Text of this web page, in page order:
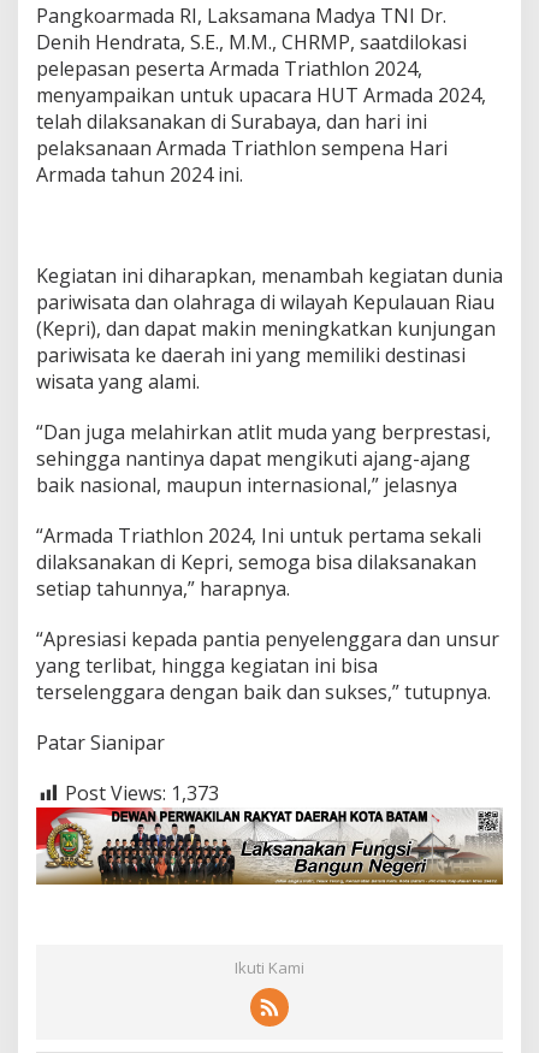
2
4
P
e
r
t
a
n
g
D
i
g
a
r
D
i
n
t
a
Pangkoarmada RI, Laksamana Madya TNI Dr.
Denih Hendrata, S.E., M.M., CHRMP, saatdilokasi
pelepasan peserta Armada Triathlon 2024,
menyampaikan untuk upacara HUT Armada 2024,
telah dilaksanakan di Surabaya, dan hari ini
pelaksanaan Armada Triathlon sempena Hari
Armada tahun 2024 ini.
Kegiatan ini diharapkan, menambah kegiatan dunia
pariwisata dan olahraga di wilayah Kepulauan Riau
(Kepri), dan dapat makin meningkatkan kunjungan
pariwisata ke daerah ini yang memiliki destinasi
wisata yang alami.
“Dan juga melahirkan atlit muda yang berprestasi,
sehingga nantinya dapat mengikuti ajang-ajang
baik nasional, maupun internasional,” jelasnya
“Armada Triathlon 2024, Ini untuk pertama sekali
dilaksanakan di Kepri, semoga bisa dilaksanakan
setiap tahunnya,” harapnya.
“Apresiasi kepada pantia penyelenggara dan unsur
yang terlibat, hingga kegiatan ini bisa
terselenggara dengan baik dan sukses,” tutupnya.
Patar Sianipar
Post Views: 1,373
Ikuti Kami